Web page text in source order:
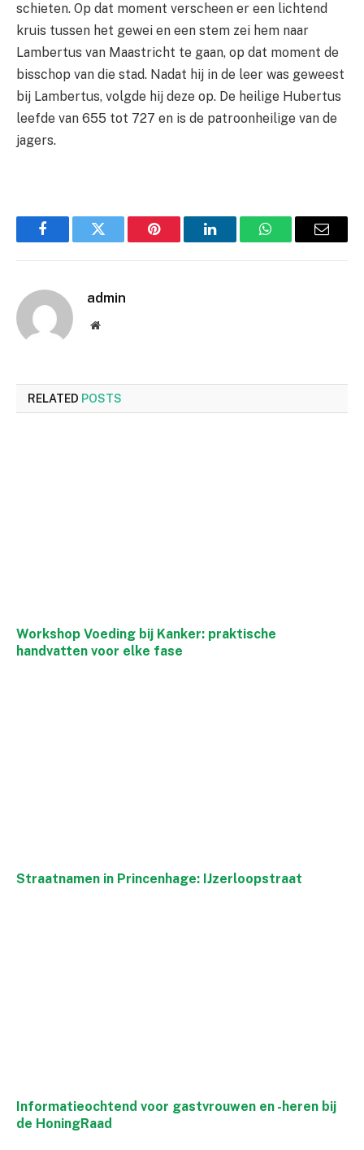
schieten. Op dat moment verscheen er een lichtend
kruis tussen het gewei en een stem zei hem naar
Lambertus van Maastricht te gaan, op dat moment de
bisschop van die stad. Nadat hij in de leer was geweest
bij Lambertus, volgde hij deze op. De heilige Hubertus
leefde van 655 tot 727 en is de patroonheilige van de
jagers.
FacebookTwitter Pinterest LinkedInWhatsAppEmail
admin
Website
RELATED POSTS
Workshop Voeding bij Kanker: praktische
handvatten voor elke fase
Straatnamen in Princenhage: IJzerloopstraat
Informatieochtend voor gastvrouwen en -heren bij
de HoningRaad